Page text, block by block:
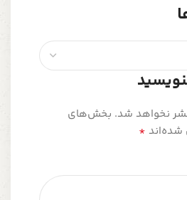
نخواهد شد. بخش‌های
شده‌اند *